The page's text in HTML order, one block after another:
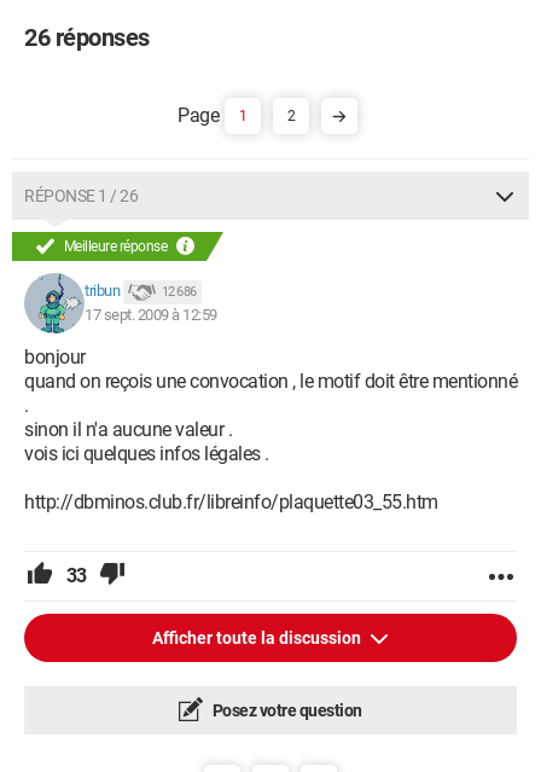
26 réponses
1 2
RÉPONSE 1 / 26
Meilleure réponse
tribun 12 686
17 sept. 2009 à 12:59
bonjour
quand on reçois une convocation , le motif doit être mentionné
.
sinon il n'a aucune valeur .
vois ici quelques infos légales .
http://dbminos.club.fr/libreinfo/plaquette03_55.htm
33
Afficher toute la discussion
Posez votre question